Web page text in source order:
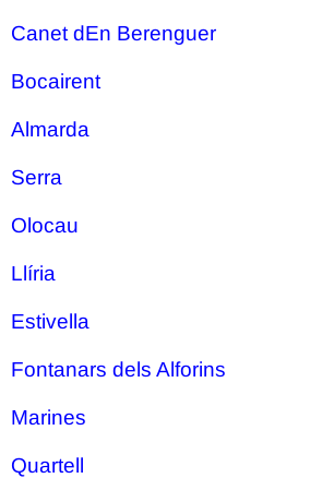
Canet dEn Berenguer
Bocairent
Almarda
Serra
Olocau
Llíria
Estivella
Fontanars dels Alforins
Marines
Quartell